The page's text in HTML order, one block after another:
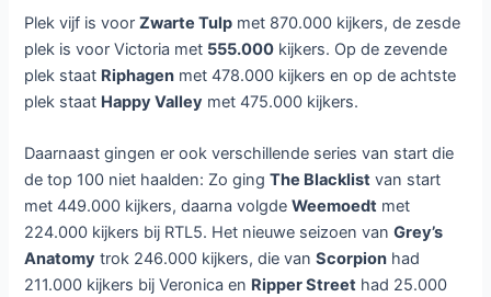
Plek vijf is voorZwarte Tulp met 870.000 kijkers, de zesde
plek is voor Victoria met 555.000 kijkers. Op de zevende
plek staat Riphagen met 478.000 kijkers en op de achtste
plek staat Happy Valley met 475.000 kijkers.
Daarnaast gingen er ook verschillende series van start die
de top 100 niet haalden: Zo gingThe Blacklist van start
met 449.000 kijkers, daarna volgdeWeemoedt met
224.000 kijkers bij RTL5. Het nieuwe seizoen vanGrey’s
Anatomy trok 246.000 kijkers, die vanScorpion had
211.000 kijkers bij Veronica en Ripper Street had 25.000